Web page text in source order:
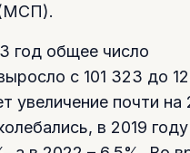
(МСП).
год общее число
с 101 323 до
увеличение почти на
в 2019 году